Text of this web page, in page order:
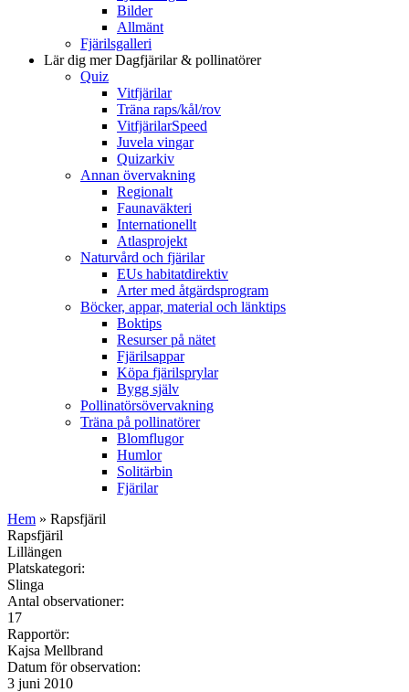
Bilder
Allmänt
Fjärilsgalleri
Lär dig merDagfjärilar & pollinatörer
Quiz
Vitfjärilar
Träna raps/kål/rov
VitfjärilarSpeed
Juvela vingar
Quizarkiv
Annan övervakning
Regionalt
Faunaväkteri
Internationellt
Atlasprojekt
Naturvård och fjärilar
EUs habitatdirektiv
Arter med åtgärdsprogram
Böcker, appar, material och länktips
Boktips
Resurser på nätet
Fjärilsappar
Köpa fjärilsprylar
Bygg själv
Pollinatörsövervakning
Träna på pollinatörer
Blomflugor
Humlor
Solitärbin
Fjärilar
Hem » Rapsfjäril
Rapsfjäril
Lillängen
Platskategori:
Slinga
Antal observationer:
17
Rapportör:
Kajsa Mellbrand
Datum för observation:
3 juni 2010